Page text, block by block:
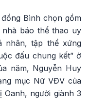
Bình chọn gồm
báo thể thao uy
nhân, tập thể xứng
đấu chung kết” ở
năm, Nguyễn Huy
mục Nữ VĐV của
người giành 3